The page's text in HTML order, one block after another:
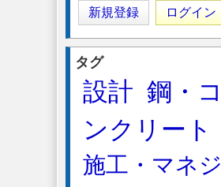
新規登録 ログイン
タグ
設計 鋼・コ
ンクリート
施工・マネジ